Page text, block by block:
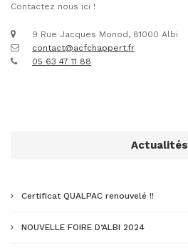
Contactez nous ici !
9 Rue Jacques Monod, 81000 Albi
contact@acfchappert.fr
05 63 47 11 88
Actualités
Certificat QUALPAC renouvelé !!
NOUVELLE FOIRE D’ALBI 2024